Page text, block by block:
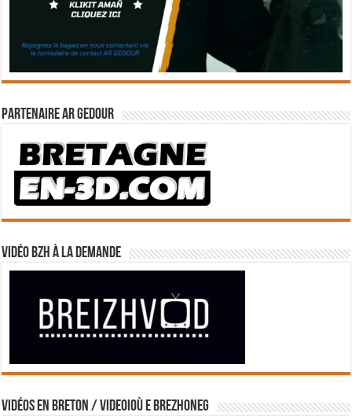
Partenaire Ar Gedour
Vidéo BZH à la demande
Vidéos en breton / Videoioù e brezhoneg